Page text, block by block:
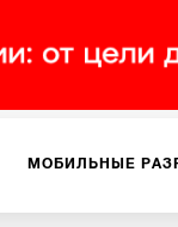
МОБИЛЬНЫЕ